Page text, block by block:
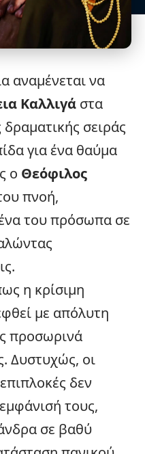
αναμένεται να
Καλλιγά στα
σειράς
για ένα θαύμα
ο Θεόφιλος
πνοή,
του πρόσωπα σε
η κρίσιμη
με απόλυτη
προσωρινά
Δυστυχώς, οι
δεν
τους,
σε βαθύ